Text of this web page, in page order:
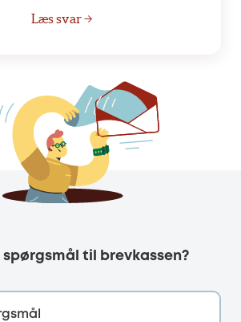
Læs svar →
spørgsmål til brevkassen?